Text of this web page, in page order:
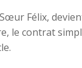
Félix,
le contrat